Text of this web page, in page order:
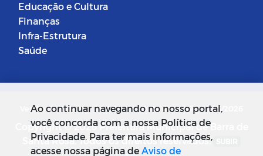
Educação e Cultura
Finanças
Infra-Estrutura
Saúde
Versão do Sistema: 5.0.268 Data da Versão: 18/03/2026
Copyright © 2026 Prefeitura Municipal de Barra de
Santa Rosa. Todos os direitos reservados.
Ao continuar navegando no nosso portal,
você concorda com a nossa Política de
Privacidade. Para ter mais informações,
acesse nossa página deAviso de